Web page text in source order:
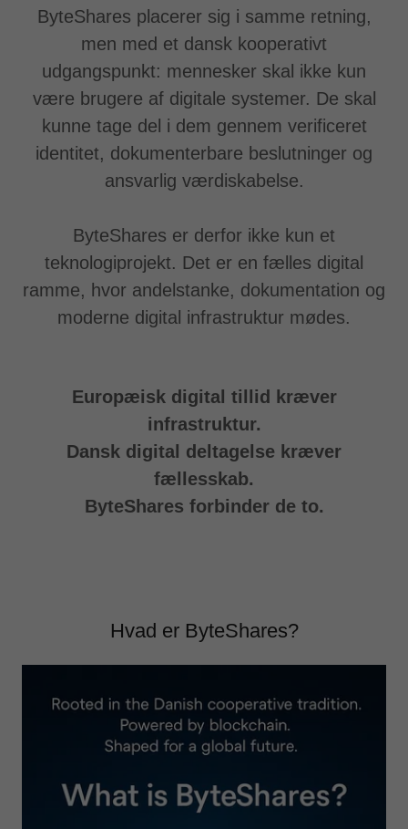
ByteShares placerer sig i samme retning,
men med et dansk kooperativt
udgangspunkt: mennesker skal ikke kun
være brugere af digitale systemer. De skal
kunne tage del i dem gennem verificeret
identitet, dokumenterbare beslutninger og
ansvarlig værdiskabelse.
ByteShares er derfor ikke kun et
teknologiprojekt. Det er en fælles digital
ramme, hvor andelstanke, dokumentation og
moderne digital infrastruktur mødes.
Europæisk digital tillid kræver
infrastruktur.
Dansk digital deltagelse kræver
fællesskab.
ByteShares forbinder de to.
Hvad er ByteShares?